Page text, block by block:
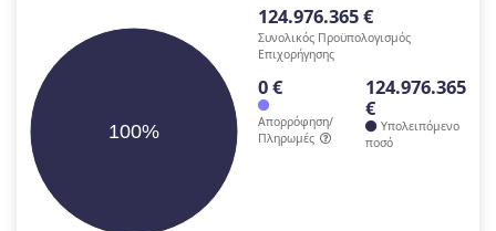
100%
124.976.365 €
Συνολικός Προϋπολογισμός
Επιχορήγησης
0 €
Απορρόφηση/
Πληρωμές
124.976.365
€
Υπολειπόμενο
ποσό